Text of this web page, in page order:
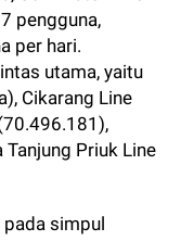
pengguna,
per hari.
utama, yaitu
Cikarang Line
Priuk Line
simpul